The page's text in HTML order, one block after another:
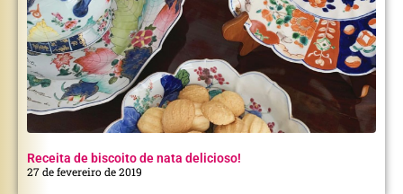
Receita de biscoito de nata delicioso!
27 de fevereiro de 2019